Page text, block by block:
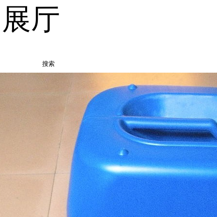
厅
搜索